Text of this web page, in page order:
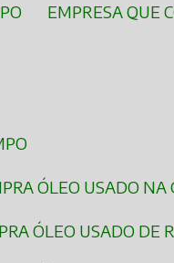
EMPRESA QUE
ÓLEO USADO
ÓLEO USADO DE